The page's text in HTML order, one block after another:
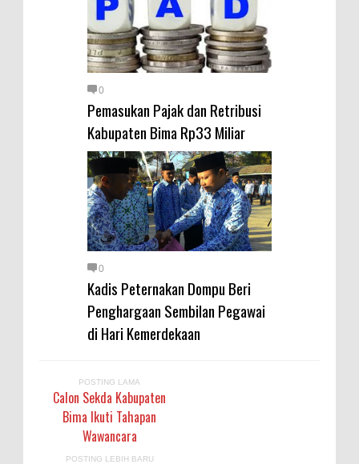
0
Pemasukan Pajak dan Retribusi
Kabupaten Bima Rp33 Miliar
0
Kadis Peternakan Dompu Beri
Penghargaan Sembilan Pegawai
di Hari Kemerdekaan
POSTING LAMA
Calon Sekda Kabupaten
Bima Ikuti Tahapan
Wawancara
POSTING LEBIH BARU